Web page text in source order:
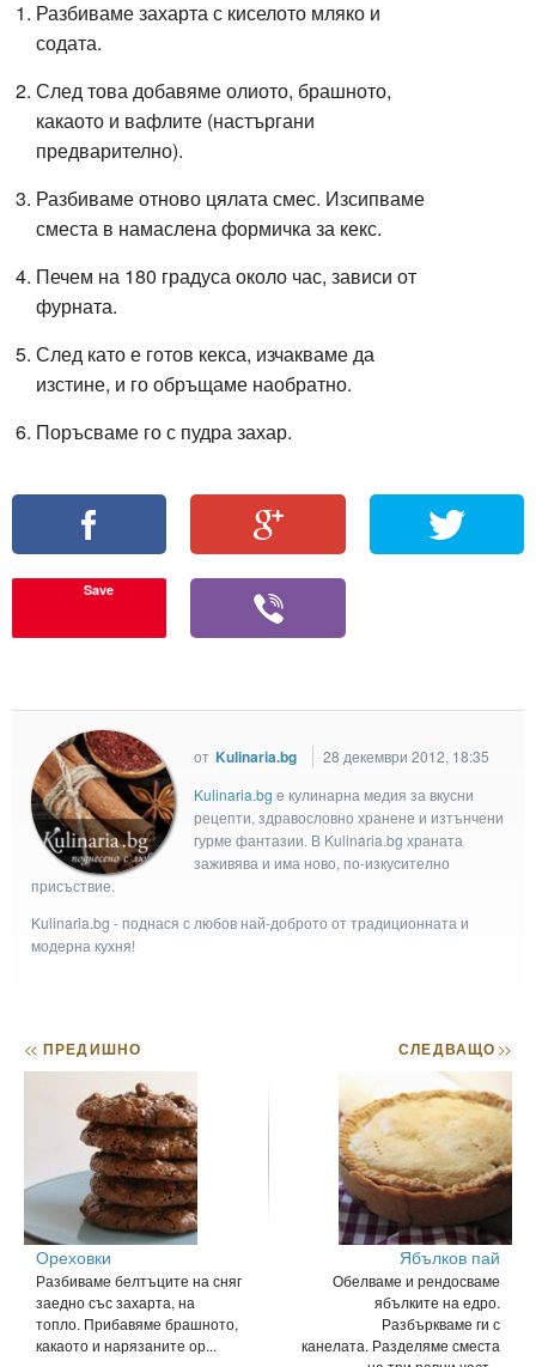
Разбиваме захарта с киселото мляко и
содата.
След това добавяме олиото, брашното,
какаото и вафлите (настъргани
предварително).
Разбиваме отново цялата смес. Изсипваме
сместа в намаслена формичка за кекс.
Печем на 180 градуса около час, зависи от
фурната.
След като е готов кекса, изчакваме да
изстине, и го обръщаме наобратно.
Поръсваме го с пудра захар.
Save
от Kulinaria.bg
28 декември 2012, 18:35
Kulinaria.bg e кулинарна медия за вкусни
рецепти, здравословно хранене и изтънчени
гурме фантазии. В Kulinaria.bg храната
заживява и има ново, по-изкусително
присъствие.
Kulinaria.bg - поднася с любов най-доброто от традиционната и
модерна кухня!
<< ПРЕДИШНО
Ореховки
Разбиваме белтъците на сняг
заедно със захарта, на
топло. Прибавяме брашното,
какаото и нарязаните ор...
СЛЕДВАЩО>>
Ябълков пай
Обелваме и рендосваме
ябълките на едро.
Разбъркваме ги с
канелата. Разделяме сместа